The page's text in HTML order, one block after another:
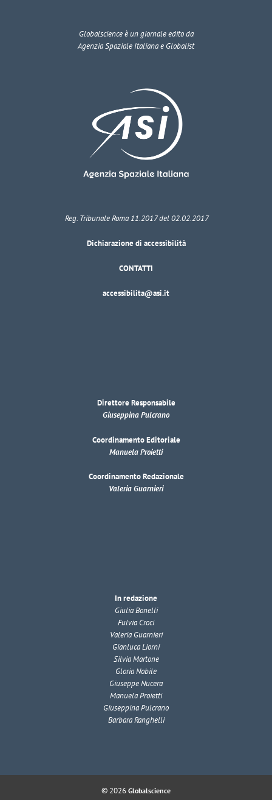
Globalscienceè un giornale edito da
Agenzia Spaziale Italiana e Globalist
Reg. Tribunale Roma 11.2017 del 02.02.2017
Dichiarazione di accessibilità
CONTATTI
accessibilita@asi.it
Direttore Responsabile
Giuseppina Pulcrano
Coordinamento Editoriale
Manuela Proietti
Coordinamento Redazionale
Valeria Guarnieri
In redazione
Giulia Bonelli
Fulvia Croci
Valeria Guarnieri
Gianluca Liorni
Silvia Martone
Gloria Nobile
Giuseppe Nucera
Manuela Proietti
Giuseppina Pulcrano
Barbara Ranghelli
© 2026 Globalscience